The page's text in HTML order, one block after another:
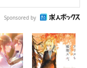
Sponsored by